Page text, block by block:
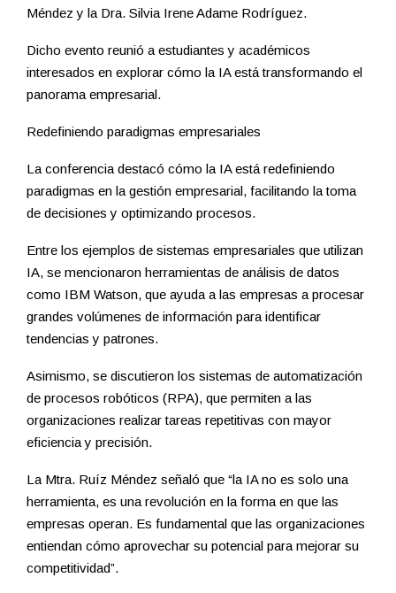
Méndez y la Dra. Silvia Irene Adame Rodríguez.
Dicho evento reunió a estudiantes y académicos
interesados en explorar cómo la IA está transformando el
panorama empresarial.
Redefiniendo paradigmas empresariales
La conferencia destacó cómo la IA está redefiniendo
paradigmas en la gestión empresarial, facilitando la toma
de decisiones y optimizando procesos.
Entre los ejemplos de sistemas empresariales que utilizan
IA, se mencionaron herramientas de análisis de datos
como IBM Watson, que ayuda a las empresas a procesar
grandes volúmenes de información para identificar
tendencias y patrones.
Asimismo, se discutieron los sistemas de automatización
de procesos robóticos (RPA), que permiten a las
organizaciones realizar tareas repetitivas con mayor
eficiencia y precisión.
La Mtra. Ruíz Méndez señaló que “la IA no es solo una
herramienta, es una revolución en la forma en que las
empresas operan. Es fundamental que las organizaciones
entiendan cómo aprovechar su potencial para mejorar su
competitividad”.